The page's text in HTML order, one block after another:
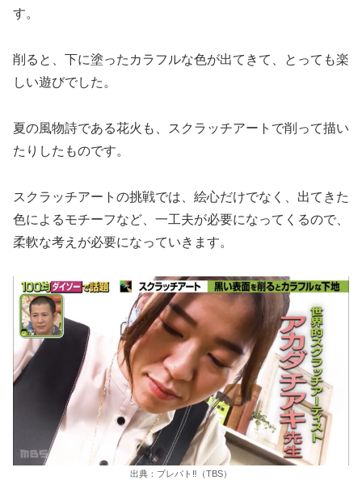
す。
削ると、下に塗ったカラフルな色が出てきて、とっても楽
しい遊びでした。
夏の風物詩である花火も、スクラッチアートで削って描い
たりしたものです。
スクラッチアートの挑戦では、絵心だけでなく、出てきた
色によるモチーフなど、一工夫が必要になってくるので、
柔軟な考えが必要になっていきます。
出典：プレバト‼︎（TBS）